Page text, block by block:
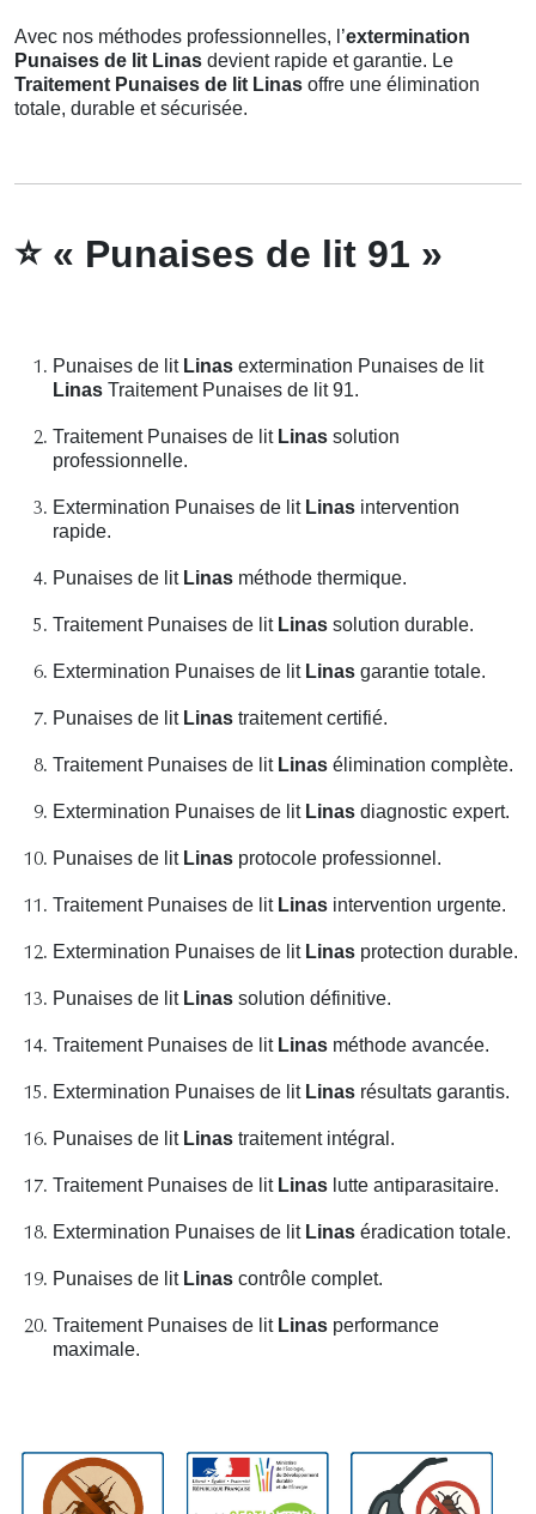
Avec nos méthodes professionnelles, l’extermination
Punaises de lit Linas devient rapide et garantie. Le
Traitement Punaises de lit Linas offre une élimination
totale, durable et sécurisée.
⭐« Punaises de lit 91 »
Punaises de lit Linas extermination Punaises de lit
Linas Traitement Punaises de lit 91.
Traitement Punaises de lit Linas solution
professionnelle.
Extermination Punaises de lit Linas intervention
rapide.
Punaises de lit Linas méthode thermique.
Traitement Punaises de lit Linas solution durable.
Extermination Punaises de lit Linas garantie totale.
Punaises de lit Linas traitement certifié.
Traitement Punaises de lit Linas élimination complète.
Extermination Punaises de lit Linas diagnostic expert.
Punaises de lit Linas protocole professionnel.
Traitement Punaises de lit Linas intervention urgente.
Extermination Punaises de lit Linas protection durable.
Punaises de lit Linas solution définitive.
Traitement Punaises de lit Linas méthode avancée.
Extermination Punaises de lit Linas résultats garantis.
Punaises de lit Linas traitement intégral.
Traitement Punaises de lit Linas lutte antiparasitaire.
Extermination Punaises de lit Linas éradication totale.
Punaises de lit Linas contrôle complet.
Traitement Punaises de lit Linas performance
maximale.